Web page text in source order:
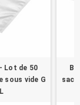
Lot de 50
sous vide G